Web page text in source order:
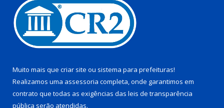
Muito mais que criar site ou sistema para prefeituras!
Realizamos uma assessoria completa, onde garantimos em
contrato que todas as exigências das leis de transparência
pública serão atendidas.